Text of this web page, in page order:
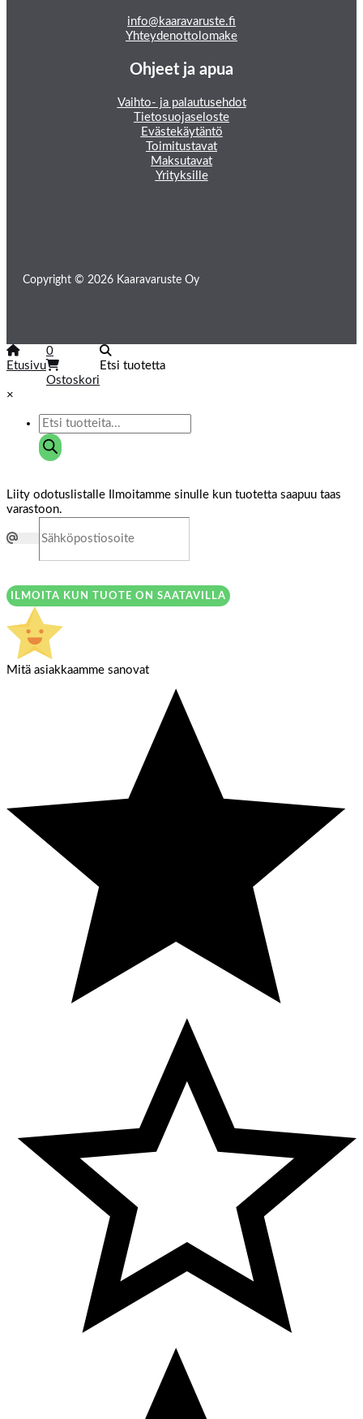
info@kaaravaruste.fi
Yhteydenottolomake
Ohjeet ja apua
Vaihto- ja palautusehdot
Tietosuojaseloste
Evästekäytäntö
Toimitustavat
Maksutavat
Yrityksille
Copyright © 2026 Kaaravaruste Oy
Etusivu
0
Ostoskori
Etsi tuotetta
×
Liity odotuslistalle
Ilmoitamme sinulle kun tuotetta saapuu taas
varastoon.
ILMOITA KUN TUOTE ON SAATAVILLA
Mitä asiakkaamme sanovat